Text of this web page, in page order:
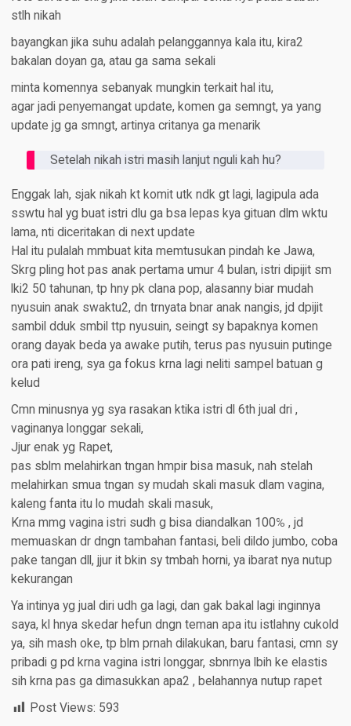
stlh nikah
bayangkan jika suhu adalah pelanggannya kala itu, kira2
bakalan doyan ga, atau ga sama sekali
minta komennya sebanyak mungkin terkait hal itu,
agar jadi penyemangat update, komen ga semngt, ya yang
update jg ga smngt, artinya critanya ga menarik
Setelah nikah istri masih lanjut nguli kah hu?
Enggak lah, sjak nikah kt komit utk ndk gt lagi, lagipula ada
sswtu hal yg buat istri dlu ga bsa lepas kya gituan dlm wktu
lama, nti diceritakan di next update
Hal itu pulalah mmbuat kita memtusukan pindah ke Jawa,
Skrg pling hot pas anak pertama umur 4 bulan, istri dipijit sm
lki2 50 tahunan, tp hny pk clana pop, alasanny biar mudah
nyusuin anak swaktu2, dn trnyata bnar anak nangis, jd dpijit
sambil dduk smbil ttp nyusuin, seingt sy bapaknya komen
orang dayak beda ya awake putih, terus pas nyusuin putinge
ora pati ireng, sya ga fokus krna lagi neliti sampel batuan g
kelud
Cmn minusnya yg sya rasakan ktika istri dl 6th jual dri ,
vaginanya longgar sekali,
Jjur enak yg Rapet,
pas sblm melahirkan tngan hmpir bisa masuk, nah stelah
melahirkan smua tngan sy mudah skali masuk dlam vagina,
kaleng fanta itu lo mudah skali masuk,
Krna mmg vagina istri sudh g bisa diandalkan 100℅ , jd
memuaskan dr dngn tambahan fantasi, beli dildo jumbo, coba
pake tangan dll, jjur it bkin sy tmbah horni, ya ibarat nya nutup
kekurangan
Ya intinya yg jual diri udh ga lagi, dan gak bakal lagi inginnya
saya, kl hnya skedar hefun dngn teman apa itu istlahny cukold
ya, sih mash oke, tp blm prnah dilakukan, baru fantasi, cmn sy
pribadi g pd krna vagina istri longgar, sbnrnya lbih ke elastis
sih krna pas ga dimasukkan apa2 , belahannya nutup rapet
Post Views: 593